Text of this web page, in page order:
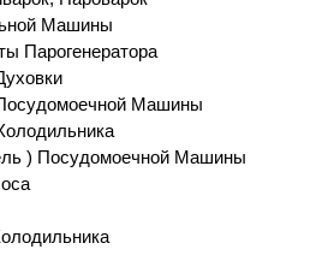
Машины
Парогенератора
Машины
) Посудомоечной Машины